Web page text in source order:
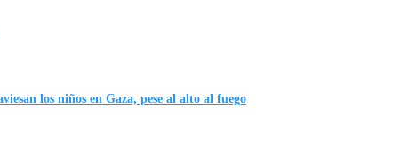
los niños en Gaza, pese al alto al fuego